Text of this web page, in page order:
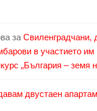
за Свиленградчани,
в участието им
„България – земя
двустаен